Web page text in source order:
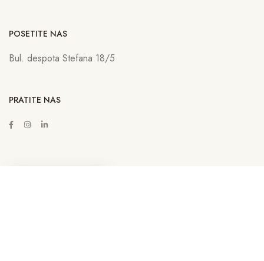
POSETITE NAS
Bul. despota Stefana 18/5
PRATITE NAS